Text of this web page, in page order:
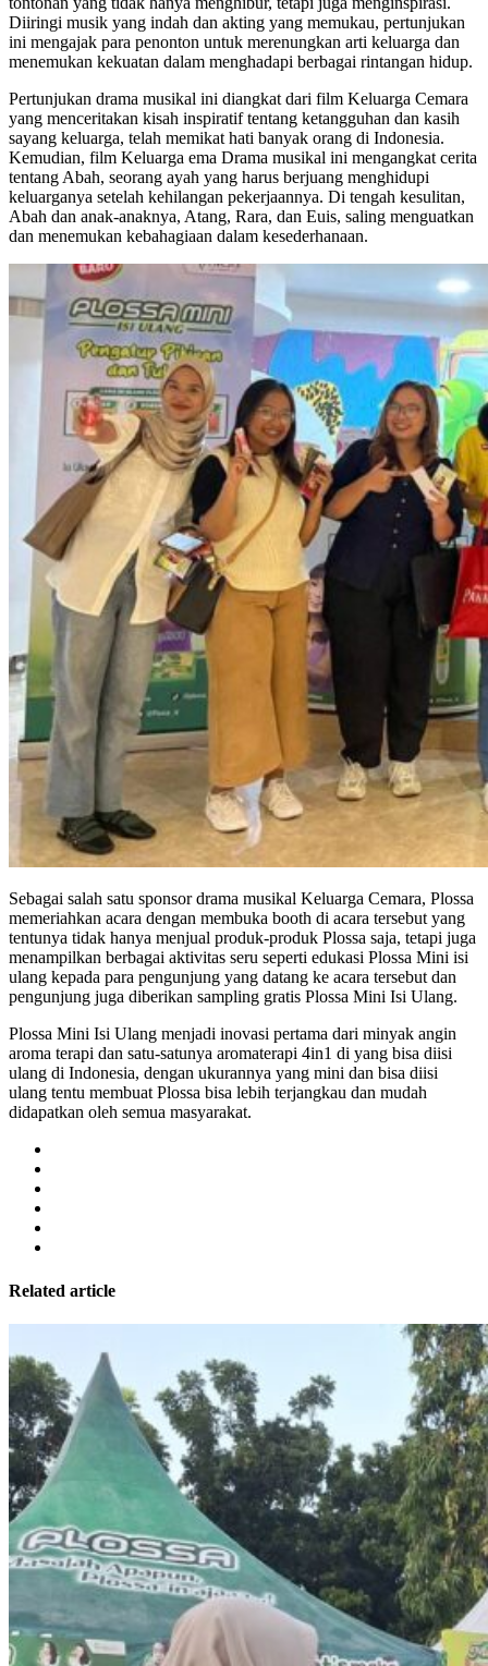
Diiringi musik yang indah dan akting yang memukau, pertunjukan
ini mengajak para penonton untuk merenungkan arti keluarga dan
menemukan kekuatan dalam menghadapi berbagai rintangan hidup.
Pertunjukan drama musikal ini diangkat dari film Keluarga Cemara
yang menceritakan kisah inspiratif tentang ketangguhan dan kasih
sayang keluarga, telah memikat hati banyak orang di Indonesia.
Kemudian, film Keluarga ema Drama musikal ini mengangkat cerita
tentang Abah, seorang ayah yang harus berjuang menghidupi
keluarganya setelah kehilangan pekerjaannya. Di tengah kesulitan,
Abah dan anak-anaknya, Atang, Rara, dan Euis, saling menguatkan
dan menemukan kebahagiaan dalam kesederhanaan.
Sebagai salah satu sponsor drama musikal Keluarga Cemara, Plossa
memeriahkan acara dengan membuka booth di acara tersebut yang
tentunya tidak hanya menjual produk-produk Plossa saja, tetapi juga
menampilkan berbagai aktivitas seru seperti edukasi Plossa Mini isi
ulang kepada para pengunjung yang datang ke acara tersebut dan
pengunjung juga diberikan sampling gratis Plossa Mini Isi Ulang.
Plossa Mini Isi Ulang menjadi inovasi pertama dari minyak angin
aroma terapi dan satu-satunya aromaterapi 4in1 di yang bisa diisi
ulang di Indonesia, dengan ukurannya yang mini dan bisa diisi
ulang tentu membuat Plossa bisa lebih terjangkau dan mudah
didapatkan oleh semua masyarakat.
Related article